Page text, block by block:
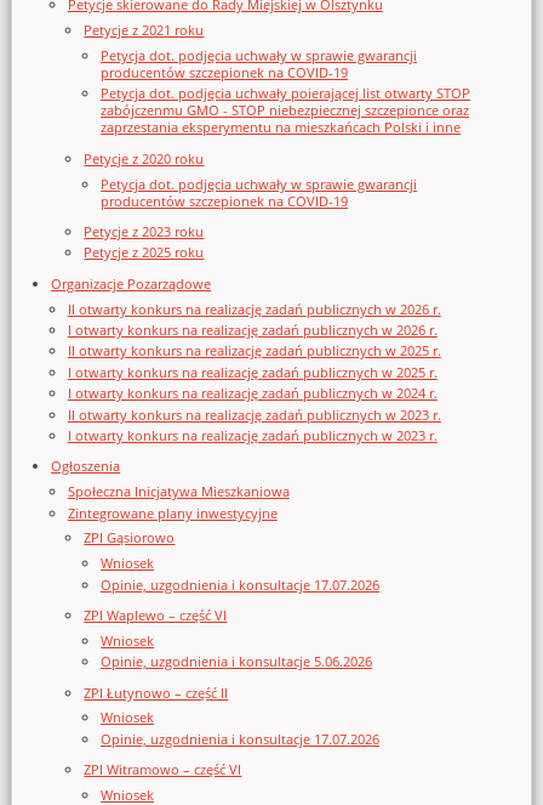
Petycje skierowane do Rady Miejskiej w Olsztynku
Petycje z 2021 roku
Petycja dot. podjęcia uchwały w sprawie gwarancji
producentów szczepionek na COVID-19
Petycja dot. podjęcia uchwały poierającej list otwarty STOP
zabójczenmu GMO - STOP niebezpiecznej szczepionce oraz
zaprzestania eksperymentu na mieszkańcach Polski i inne
Petycje z 2020 roku
Petycja dot. podjęcia uchwały w sprawie gwarancji
producentów szczepionek na COVID-19
Petycje z 2023 roku
Petycje z 2025 roku
Organizacje Pozarządowe
II otwarty konkurs na realizację zadań publicznych w 2026 r.
I otwarty konkurs na realizację zadań publicznych w 2026 r.
II otwarty konkurs na realizację zadań publicznych w 2025 r.
I otwarty konkurs na realizację zadań publicznych w 2025 r.
I otwarty konkurs na realizację zadań publicznych w 2024 r.
II otwarty konkurs na realizację zadań publicznych w 2023 r.
I otwarty konkurs na realizację zadań publicznych w 2023 r.
Ogłoszenia
Społeczna Inicjatywa Mieszkaniowa
Zintegrowane plany inwestycyjne
ZPI Gąsiorowo
Wniosek
Opinie, uzgodnienia i konsultacje 17.07.2026
ZPI Waplewo – część VI
Wniosek
Opinie, uzgodnienia i konsultacje 5.06.2026
ZPI Łutynowo – część II
Wniosek
Opinie, uzgodnienia i konsultacje 17.07.2026
ZPI Witramowo – część VI
Wniosek